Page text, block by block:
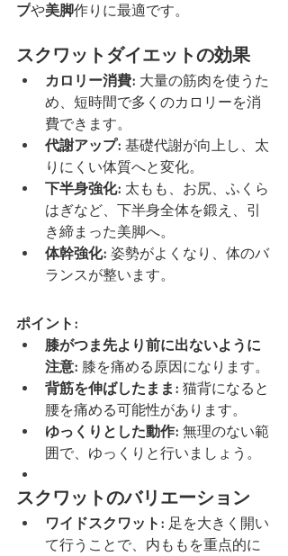
プや美脚作りに最適です。
スクワットダイエットの効果
カロリー消費: 大量の筋肉を使うた
め、短時間で多くのカロリーを消
費できます。
代謝アップ: 基礎代謝が向上し、太
りにくい体質へと変化。
下半身強化: 太もも、お尻、ふくら
はぎなど、下半身全体を鍛え、引
き締まった美脚へ。
体幹強化: 姿勢がよくなり、体のバ
ランスが整います。
ポイント:
膝がつま先より前に出ないように
注意: 膝を痛める原因になります。
背筋を伸ばしたまま: 猫背になると
腰を痛める可能性があります。
ゆっくりとした動作: 無理のない範
囲で、ゆっくりと行いましょう。
スクワットのバリエーション
ワイドスクワット: 足を大きく開い
て行うことで、内ももを重点的に